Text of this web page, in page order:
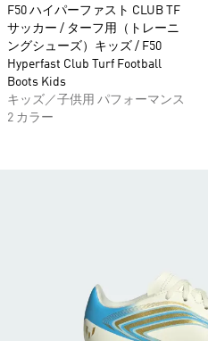
F50 ハイパーファスト CLUB TF
サッカー / ターフ用（トレーニ
ングシューズ）キッズ / F50
Hyperfast Club Turf Football
Boots Kids
キッズ／子供用 パフォーマンス
2 カラー